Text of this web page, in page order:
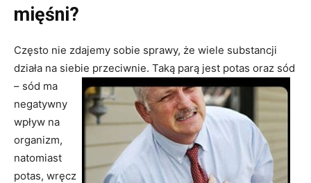
mięśni?
Często nie zdajemy sobie sprawy, że wiele substancji
działa na siebie przeciwnie. Taką parą jest potas oraz sód
– sód ma
negatywny
wpływ na
organizm,
natomiast
potas, wręcz